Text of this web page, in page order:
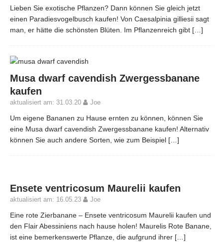
Lieben Sie exotische Pflanzen? Dann können Sie gleich jetzt
einen Paradiesvogelbusch kaufen! Von Caesalpinia gilliesii sagt
man, er hätte die schönsten Blüten. Im Pflanzenreich gibt […]
Musa dwarf cavendish Zwergessbanane
kaufen
aktualisiert am: 31.03.20 Joe
Um eigene Bananen zu Hause ernten zu können, können Sie
eine Musa dwarf cavendish Zwergessbanane kaufen! Alternativ
können Sie auch andere Sorten, wie zum Beispiel […]
Ensete ventricosum Maurelii kaufen
aktualisiert am: 16.05.23 Joe
Eine rote Zierbanane – Ensete ventricosum Maurelii kaufen und
den Flair Abessiniens nach hause holen! Maurelis Rote Banane,
ist eine bemerkenswerte Pflanze, die aufgrund ihrer […]